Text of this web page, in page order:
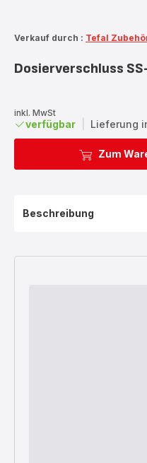
Verkauf durch : Tefal
Dosierverschluss
inkl. MwSt
verfügbar Lieferung
Zum
Beschreibung